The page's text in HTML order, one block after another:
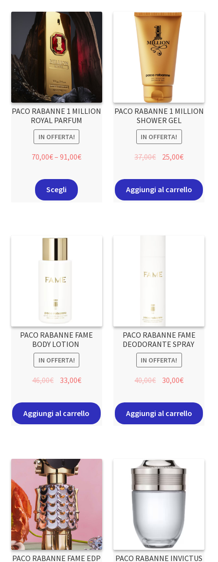
PACO RABANNE 1 MILLION
ROYAL PARFUM
IN OFFERTA!
70,00€–91,00€
Scegli
PACO RABANNE 1 MILLION
SHOWER GEL
IN OFFERTA!
37,00€ 25,00€
Aggiungi al carrello
PACO RABANNE FAME
BODY LOTION
IN OFFERTA!
46,00€ 33,00€
Aggiungi al carrello
PACO RABANNE FAME
DEODORANTE SPRAY
IN OFFERTA!
40,00€ 30,00€
Aggiungi al carrello
PACO RABANNE FAME EDP PACO RABANNE INVICTUS